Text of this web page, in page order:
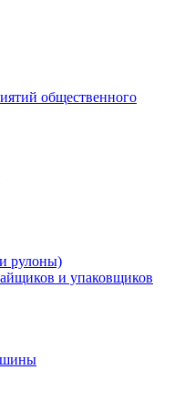
общественного
рулоны)
и упаковщиков